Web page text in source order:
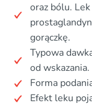
oraz bólu.
gorączkę.
Typowa
od wskazania.
Forma
Efekt leku